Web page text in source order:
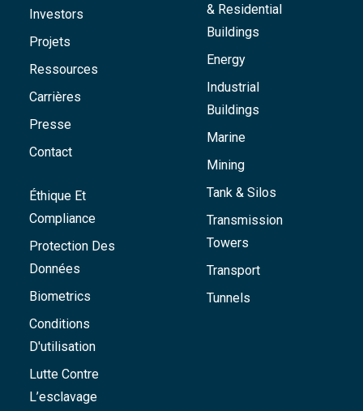
Investors
Projets
Ressources
Carrières
Presse
Contact
Éthique Et
Compliance
Protection Des
Données
Biometrics
Conditions
D'utilisation
Lutte Contre
L’esclavage
& Residential
Buildings
Energy
Industrial
Buildings
Marine
Mining
Tank & Silos
Transmission
Towers
Transport
Tunnels